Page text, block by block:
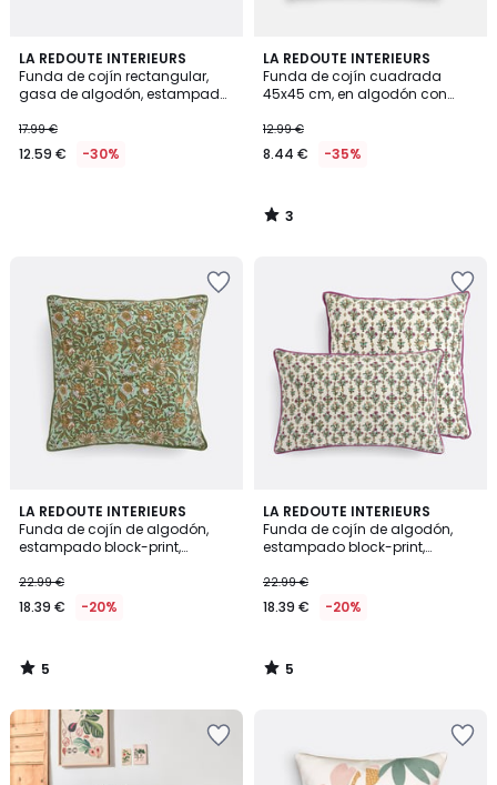
LA REDOUTE INTERIEURS
Funda de cojín rectangular,
gasa de algodón, estampado
17.99 €
12.59 € -30%
LA REDOUTE INTERIEURS
Funda de cojín cuadrada
45x45 cm, en algodón con
12.99 €
8.44 € -35%
3
/
5
3
/
LA REDOUTE INTERIEURS
Funda de cojín de algodón,
estampado block-print,
22.99 €
18.39 € -20%
5
/
5
5
/
LA REDOUTE INTERIEURS
Funda de cojín de algodón,
estampado block-print,
22.99 €
18.39 € -20%
5
/
5
5
/